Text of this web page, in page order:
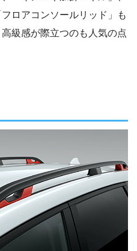
ロアコンソールリッド」も
級感が際立つのも人気の点